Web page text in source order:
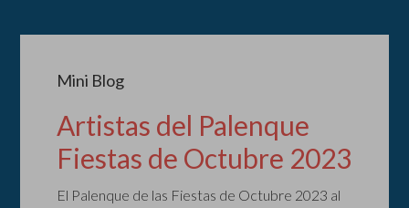
Mini Blog
Artistas del Palenque
Fiestas de Octubre 2023
El Palenque de las Fiestas de Octubre 2023 al